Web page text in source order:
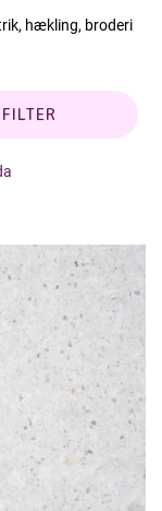
hækling, broderi
FILTER